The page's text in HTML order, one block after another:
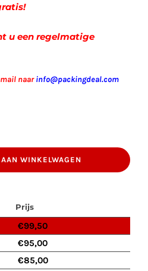
u een regelmatige
naarinfo@packingdeal.com
WINKELWAGEN
Prijs
€99,50
€95,00
€85,00